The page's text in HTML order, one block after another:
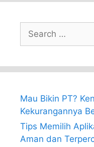
Search
for:
Mau Bikin PT?
Kekurangannya
Tips Memilih
Aman dan